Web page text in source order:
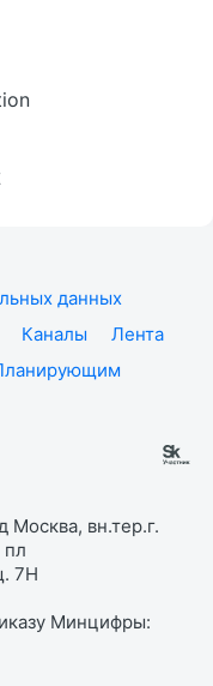
данных
Каналы
Лента
Москва, вн.тер.г.
пл
7Н
Минцифры: